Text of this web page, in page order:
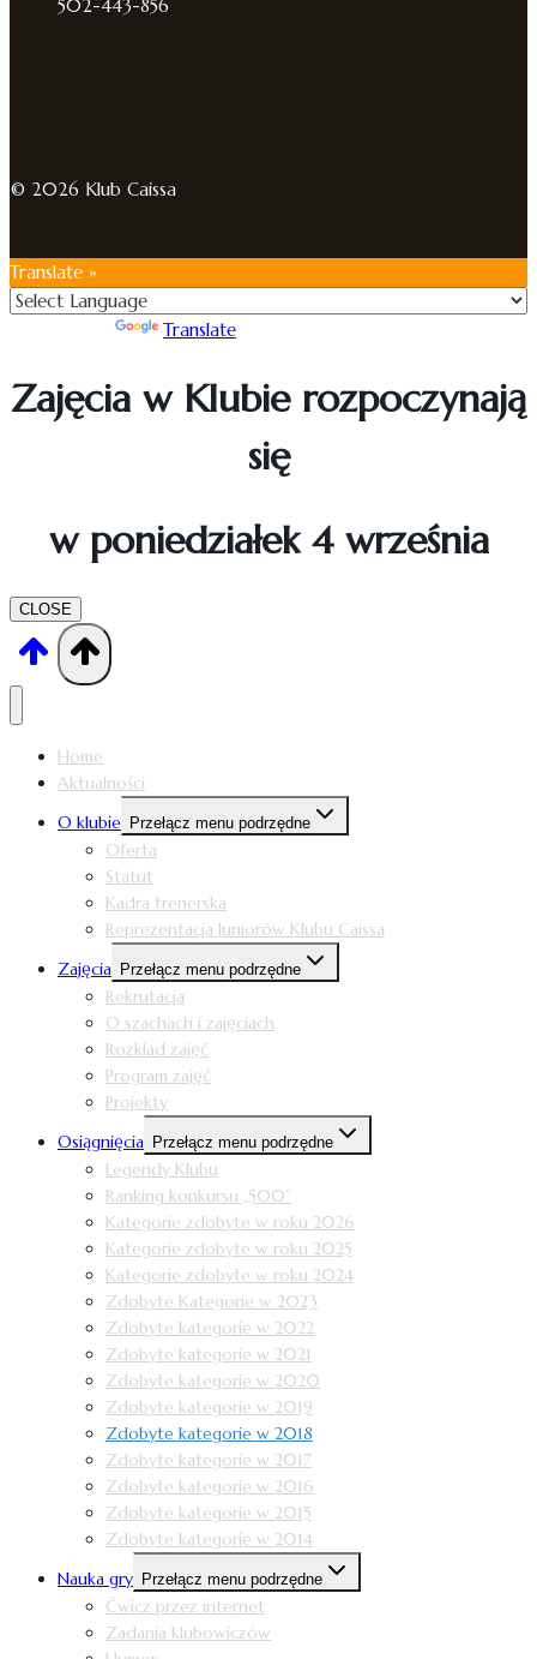
502-443-856
© 2026 Klub Caissa
Translate »
Translate
Zajęcia w Klubie rozpoczynają
się
w poniedziałek 4 września
CLOSE
Home
Aktualności
O klubie Przełącz menu podrzędne
Oferta
Statut
Kadra trenerska
Reprezentacja Juniorów Klubu Caissa
Zajęcia Przełącz menu podrzędne
Rekrutacja
O szachach i zajęciach
Rozkład zajęć
Program zajęć
Projekty
Osiągnięcia Przełącz menu podrzędne
Legendy Klubu
Ranking konkursu „500”
Kategorie zdobyte w roku 2026
Kategorie zdobyte w roku 2025
Kategorie zdobyte w roku 2024
Zdobyte Kategorie w 2023
Zdobyte kategorie w 2022
Zdobyte kategorie w 2021
Zdobyte kategorie w 2020
Zdobyte kategorie w 2019
Zdobyte kategorie w 2018
Zdobyte kategorie w 2017
Zdobyte kategorie w 2016
Zdobyte kategorie w 2015
Zdobyte kategorie w 2014
Nauka gry Przełącz menu podrzędne
Ćwicz przez internet
Zadania klubowiczów